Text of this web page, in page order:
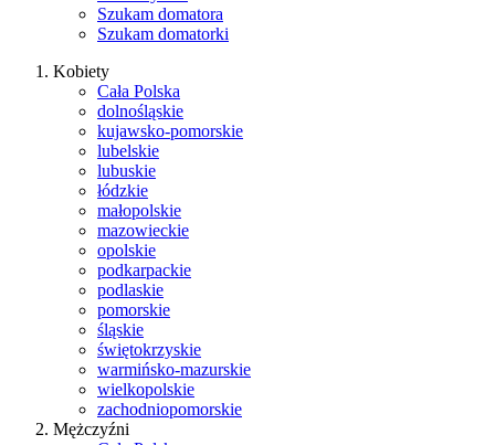
Szukam domatora
Szukam domatorki
Kobiety
Cała Polska
dolnośląskie
kujawsko-pomorskie
lubelskie
lubuskie
łódzkie
małopolskie
mazowieckie
opolskie
podkarpackie
podlaskie
pomorskie
śląskie
świętokrzyskie
warmińsko-mazurskie
wielkopolskie
zachodniopomorskie
Mężczyźni